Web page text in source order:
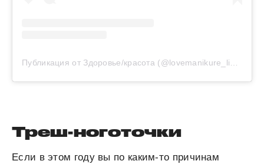
Треш-ноготочки
Если в этом году вы по каким-то причинам